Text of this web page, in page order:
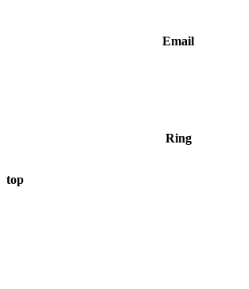
Email
Ring
top